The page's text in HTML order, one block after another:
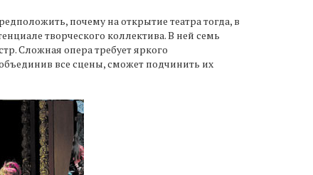
почему на открытие театра тогда, в
творческого коллектива. В ней семь
Сложная опера требует яркого
все сцены, сможет подчинить их